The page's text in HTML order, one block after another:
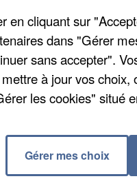
dont
est accordé
épisodes de
: elles
des territoires.
en cliquant sur
dans "Gérer
sans accepter".
à jour vos
les cookies" situé
Gérer mes choix